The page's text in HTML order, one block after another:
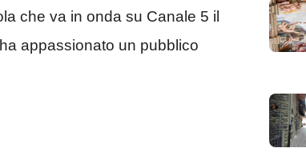
che va in onda su Canale 5 il
appassionato un pubblico